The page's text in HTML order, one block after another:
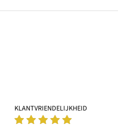
KLANTVRIENDELIJKHEID